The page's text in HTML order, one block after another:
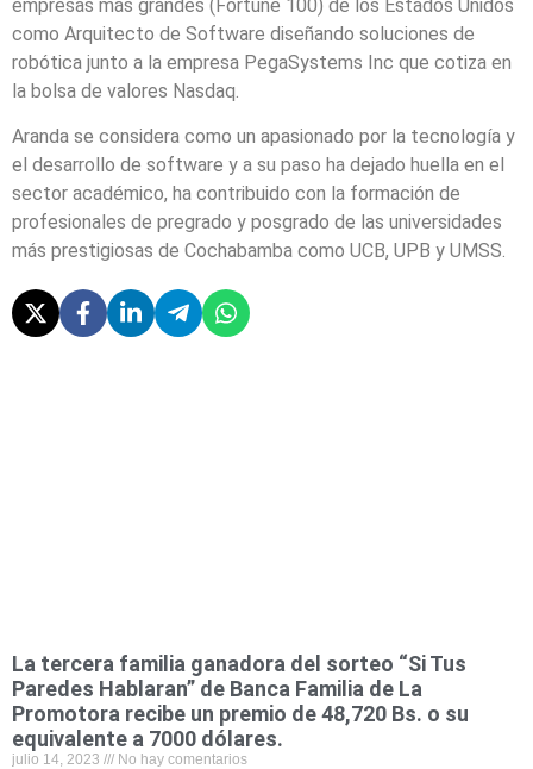
empresas más grandes (Fortune 100) de los Estados Unidos
como Arquitecto de Software diseñando soluciones de
robótica junto a la empresa PegaSystems Inc que cotiza en
la bolsa de valores Nasdaq.
Aranda se considera como un apasionado por la tecnología y
el desarrollo de software y a su paso ha dejado huella en el
sector académico, ha contribuido con la formación de
profesionales de pregrado y posgrado de las universidades
más prestigiosas de Cochabamba como UCB, UPB y UMSS.
La tercera familia ganadora del sorteo “Si Tus
Paredes Hablaran” de Banca Familia de La
Promotora recibe un premio de 48,720 Bs. o su
equivalente a 7000 dólares.
julio 14, 2023 No hay comentarios